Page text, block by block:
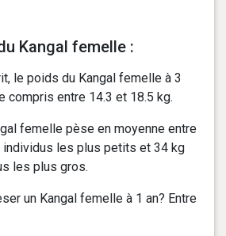
Kangal femelle :
le poids du Kangal femelle à 3
compris entre 14.3 et 18.5 kg.
femelle pèse en moyenne entre
individus les plus petits et 34 kg
les plus gros.
un Kangal femelle à 1 an? Entre